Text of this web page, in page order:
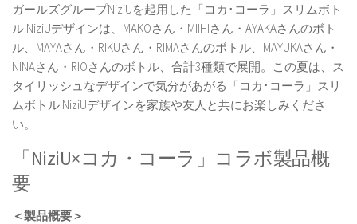
ガールズグループNiziUを起用した「コカ･コーラ」スリムボト
ル NiziUデザインは、MAKOさん・MIIHIさん・AYAKAさんのボト
ル、MAYAさん・RIKUさん・RIMAさんのボトル、MAYUKAさん・
NINAさん・RIOさんのボトル、合計3種類で展開。この夏は、ス
タイリッシュなデザインで気分があがる「コカ･コーラ」スリ
ムボトル NiziUデザインを家族や友人と共にお楽しみくださ
い。
「NiziU×コカ・コーラ」コラボ製品概
要
＜製品概要＞